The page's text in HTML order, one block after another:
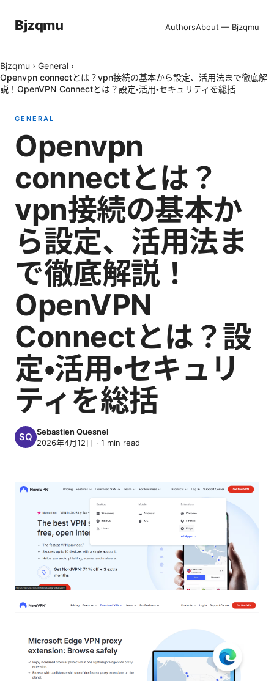
Bjzqmu AuthorsAbout — Bjzqmu
Bjzqmu › General ›
Openvpn connectとは？vpn接続の基本から設定、活用法まで徹底解
説！OpenVPN Connectとは？設定・活用・セキュリティを総括
GENERAL
Openvpn
connectとは？
vpn接続の基本か
ら設定、活用法ま
で徹底解説！
OpenVPN
Connectとは？設
定・活用・セキュリ
ティを総括
Sebastien Quesnel
2026年4月12日 · 1 min read